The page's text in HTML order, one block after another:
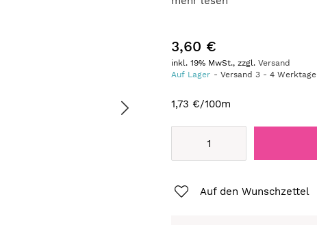
3,60 €
inkl. 19% MwSt., zzgl.Versand
Auf Lager
Versand3 -4 Werktage
1,73 €/100m
Auf den Wunschzettel